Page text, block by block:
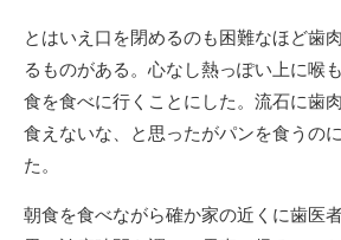
とはいえ口を閉めるのも困難なほど歯
るものがある。心なし熱っぽい上に喉
食を食べに行くことにした。流石に歯
食えないな、と思ったがパンを食うの
た。
朝食を食べながら確か家の近くに歯医